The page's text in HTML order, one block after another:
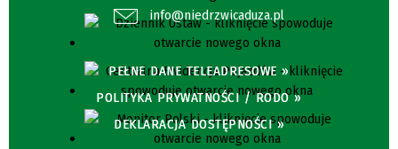
info@niedrzwicaduza.pl
PEŁNE DANE TELEADRESOWE »
POLITYKA PRYWATNOŚCI / RODO »
DEKLARACJA DOSTĘPNOŚCI »